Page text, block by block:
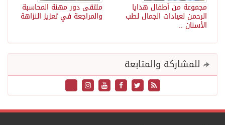
ملتقى دور مهنة المحاسبة
والمراجعة في تعزيز النزاهة
مجموعة من أطفال هدايا
الرحمن لعيادات الجمال لطب
الأسنان ..
للمشاركة والمتابعة